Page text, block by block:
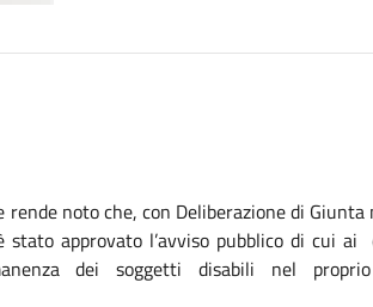
rende noto che, con Deliberazione di
approvato l’avviso pubblico di cui
dei soggetti disabili nel